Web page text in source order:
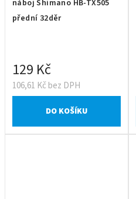
náboj Shimano HB-TX505
přední 32děr
106,61 Kč bez DPH
129 Kč
DO KOŠÍKU